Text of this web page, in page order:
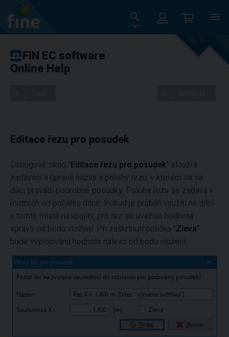
FIN EC software
Online Help
Editace řezu pro posudek
Dialogové okno "Editace řezu pro posudek" slouží k
zadávání a úpravě názvu a polohy řezu, v kterém se na
dílci provádí podrobné posudky. Poloha řezu se zadává v
metrech od počátku dílce. Pokud je průběh využití na dílci
v tomto místě nespojitý, pro řez se uvažuje hodnota
vpravo od bodu vložení. Při zaškrtnutí políčka "Zleva"
bude vypisována hodnota nalevo od bodu vložení.